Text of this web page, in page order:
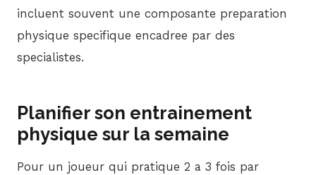
incluent souvent une composante preparation
physique specifique encadree par des
specialistes.
Planifier son entrainement
physique sur la semaine
Pour un joueur qui pratique 2 a 3 fois par